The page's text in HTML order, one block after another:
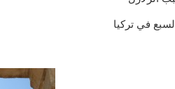
في تركيا